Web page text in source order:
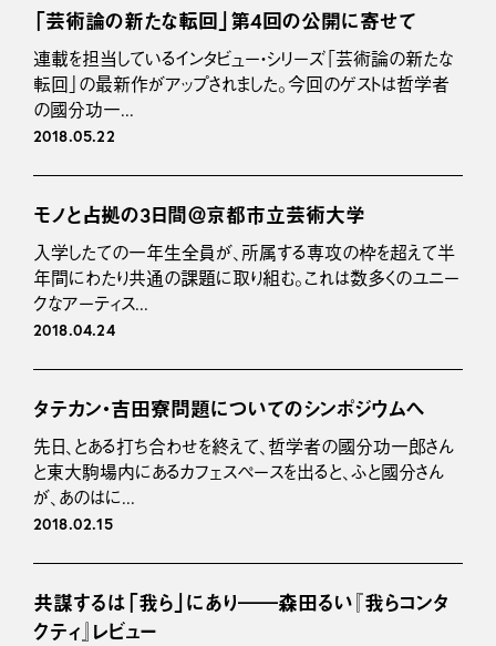
「芸術論の新たな転回」第4回の公開に寄せて
連載を担当しているインタビュー・シリーズ「芸術論の新たな
転回」の最新作がアップされました。今回のゲストは哲学者
の國分功一...
2018.05.22
モノと占拠の3日間＠京都市立芸術大学
入学したての一年生全員が、所属する専攻の枠を超えて半
年間にわたり共通の課題に取り組む。これは数多くのユニー
クなアーティス...
2018.04.24
タテカン・吉田寮問題についてのシンポジウムへ
先日、とある打ち合わせを終えて、哲学者の國分功一郎さん
と東大駒場内にあるカフェスペースを出ると、ふと國分さん
が、あのはに...
2018.02.15
共謀するは「我ら」にあり――森田るい『我らコンタ
クティ』レビュー